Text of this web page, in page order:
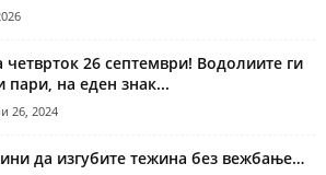
26 септември! Водолиите ги
пари, на еден знак...
26, 2024
да изгубите тежина без вежбање…